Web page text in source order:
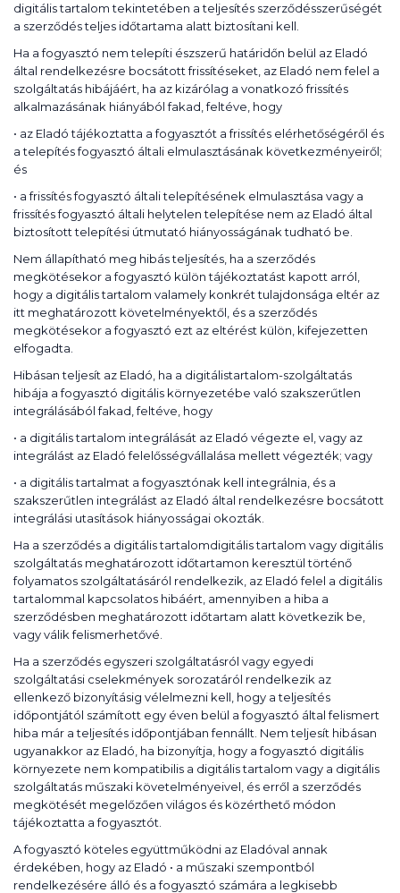
digitális tartalom tekintetében a teljesítés szerződésszerűségét
a szerződés teljes időtartama alatt biztosítani kell.
Ha a fogyasztó nem telepíti észszerű határidőn belül az Eladó
által rendelkezésre bocsátott frissítéseket, az Eladó nem felel a
szolgáltatás hibájáért, ha az kizárólag a vonatkozó frissítés
alkalmazásának hiányából fakad, feltéve, hogy
• az Eladó tájékoztatta a fogyasztót a frissítés elérhetőségéről és
a telepítés fogyasztó általi elmulasztásának következményeiről;
és
• a frissítés fogyasztó általi telepítésének elmulasztása vagy a
frissítés fogyasztó általi helytelen telepítése nem az Eladó által
biztosított telepítési útmutató hiányosságának tudható be.
Nem állapítható meg hibás teljesítés, ha a szerződés
megkötésekor a fogyasztó külön tájékoztatást kapott arról,
hogy a digitális tartalom valamely konkrét tulajdonsága eltér az
itt meghatározott követelményektől, és a szerződés
megkötésekor a fogyasztó ezt az eltérést külön, kifejezetten
elfogadta.
Hibásan teljesít az Eladó, ha a digitálistartalom-szolgáltatás
hibája a fogyasztó digitális környezetébe való szakszerűtlen
integrálásából fakad, feltéve, hogy
• a digitális tartalom integrálását az Eladó végezte el, vagy az
integrálást az Eladó felelősségvállalása mellett végezték; vagy
• a digitális tartalmat a fogyasztónak kell integrálnia, és a
szakszerűtlen integrálást az Eladó által rendelkezésre bocsátott
integrálási utasítások hiányosságai okozták.
Ha a szerződés a digitális tartalomdigitális tartalom vagy digitális
szolgáltatás meghatározott időtartamon keresztül történő
folyamatos szolgáltatásáról rendelkezik, az Eladó felel a digitális
tartalommal kapcsolatos hibáért, amennyiben a hiba a
szerződésben meghatározott időtartam alatt következik be,
vagy válik felismerhetővé.
Ha a szerződés egyszeri szolgáltatásról vagy egyedi
szolgáltatási cselekmények sorozatáról rendelkezik az
ellenkező bizonyításig vélelmezni kell, hogy a teljesítés
időpontjától számított egy éven belül a fogyasztó által felismert
hiba már a teljesítés időpontjában fennállt. Nem teljesít hibásan
ugyanakkor az Eladó, ha bizonyítja, hogy a fogyasztó digitális
környezete nem kompatibilis a digitális tartalom vagy a digitális
szolgáltatás műszaki követelményeivel, és erről a szerződés
megkötését megelőzően világos és közérthető módon
tájékoztatta a fogyasztót.
A fogyasztó köteles együttműködni az Eladóval annak
érdekében, hogy az Eladó • a műszaki szempontból
rendelkezésére álló és a fogyasztó számára a legkisebb